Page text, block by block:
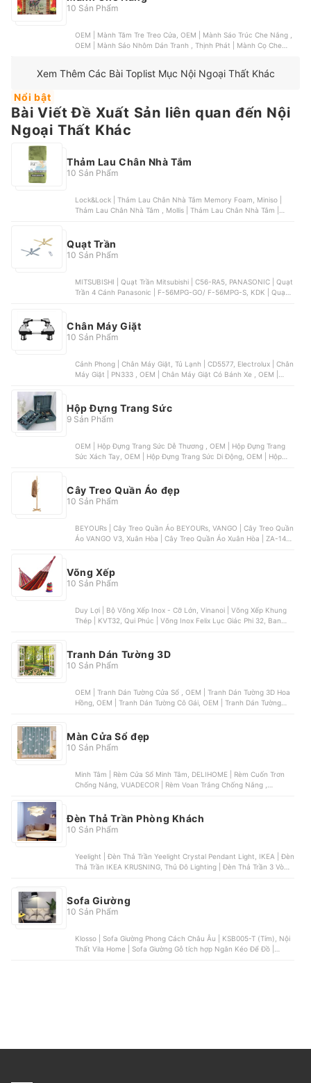
10 Sản Phẩm
OEM | Mành Tăm Tre Treo Cửa, OEM | Mành Sáo Trúc Che Nắng ,
OEM | Mành Sáo Nhôm Dán Tranh , Thịnh Phát | Mành Cọ Che
Xem Thêm Các Bài Toplist Mục Nội Ngoại Thất Khác
Nổi bật
Bài Viết Đề Xuất Sản liên quan đến Nội
Ngoại Thất Khác
Thảm Lau Chân Nhà Tắm
10 Sản Phẩm
Lock&Lock | Thảm Lau Chân Nhà Tắm Memory Foam, Miniso |
Thảm Lau Chân Nhà Tắm , Mollis | Thảm Lau Chân Nhà Tắm |
Quạt Trần
10 Sản Phẩm
MITSUBISHI | Quạt Trần Mitsubishi | C56-RA5, PANASONIC | Quạt
Trần 4 Cánh Panasonic | F-56MPG-GO/ F-56MPG-S, KDK | Quạt
Chân Máy Giặt
10 Sản Phẩm
Cảnh Phong | Chân Máy Giặt, Tủ Lạnh | CD5577, Electrolux | Chân
Máy Giặt | PN333 , OEM | Chân Máy Giặt Có Bánh Xe , OEM |
Hộp Đựng Trang Sức
9 Sản Phẩm
OEM | Hộp Đựng Trang Sức Dễ Thương , OEM | Hộp Đựng Trang
Sức Xách Tay, OEM | Hộp Đựng Trang Sức Di Động, OEM | Hộp
Cây Treo Quần Áo đẹp
10 Sản Phẩm
BEYOURs | Cây Treo Quần Áo BEYOURs, VANGO | Cây Treo Quần
Áo VANGO V3, Xuân Hòa | Cây Treo Quần Áo Xuân Hòa | ZA-14-
Võng Xếp
10 Sản Phẩm
Duy Lợi | Bộ Võng Xếp Inox - Cỡ Lớn, Vinanoi | Võng Xếp Khung
Thép | KVT32, Qui Phúc | Võng Inox Felix Lục Giác Phi 32, Ban
Tranh Dán Tường 3D
10 Sản Phẩm
OEM | Tranh Dán Tường Cửa Sổ , OEM | Tranh Dán Tường 3D Hoa
Hồng, OEM | Tranh Dán Tường Cô Gái, OEM | Tranh Dán Tường
Màn Cửa Sổ đẹp
10 Sản Phẩm
Minh Tâm | Rèm Cửa Sổ Minh Tâm, DELIHOME | Rèm Cuốn Trơn
Chống Nắng, VUADECOR | Rèm Voan Trắng Chống Nắng ,
Đèn Thả Trần Phòng Khách
10 Sản Phẩm
Yeelight | Đèn Thả Trần Yeelight Crystal Pendant Light, IKEA | Đèn
Thả Trần IKEA KRUSNING, Thủ Đô Lighting | Đèn Thả Trần 3 Vòng
Sofa Giường
10 Sản Phẩm
Klosso | Sofa Giường Phong Cách Châu Âu | KSB005-T (Tím), Nội
Thất Vila Home | Sofa Giường Gỗ tích hợp Ngăn Kéo Để Đồ |